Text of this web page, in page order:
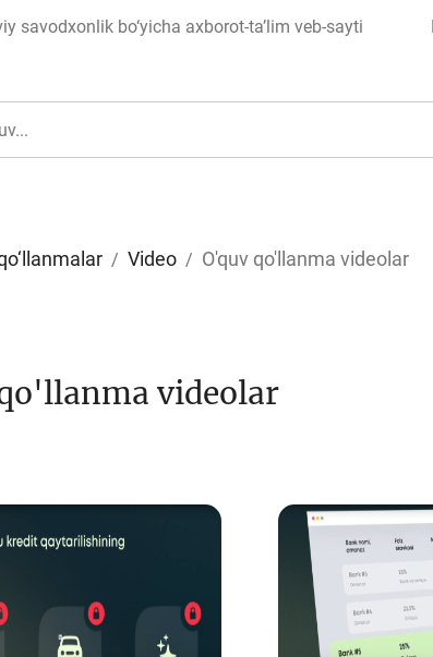
savodxonlik bo‘yicha axborot-ta’lim veb-sayti
bozori
Pul-kredit
uning
Video O'quv qo'llanma videolar
videolar